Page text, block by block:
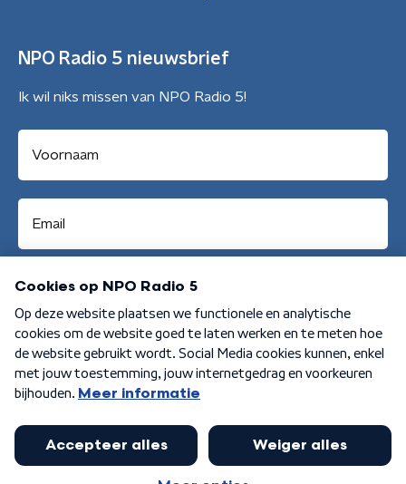
NPO Radio 5 nieuwsbrief
Ik wil niks missen van NPO Radio 5!
Aanmelden
Algemene voorwaarden